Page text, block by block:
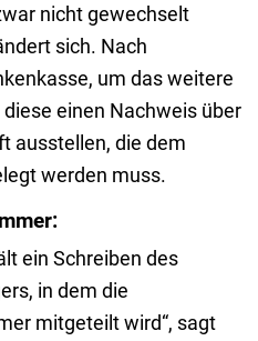
nicht gewechselt
sich. Nach
um das weitere
einen Nachweis über
ausstellen, die dem
werden muss.
ein Schreiben des
in dem die
mitgeteilt wird“, sagt